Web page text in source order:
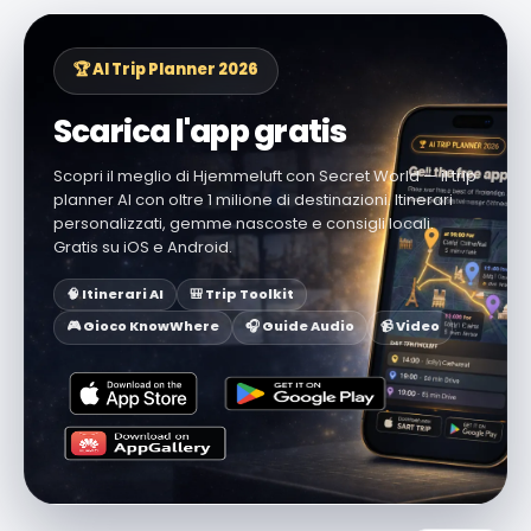
🏆 AI Trip Planner 2026
Scarica l'app gratis
Scopri il meglio di Hjemmeluft con Secret World — il trip
planner AI con oltre 1 milione di destinazioni. Itinerari
personalizzati, gemme nascoste e consigli locali.
Gratis su iOS e Android.
🧠 Itinerari AI
🎒 Trip Toolkit
🎮 Gioco KnowWhere
🎧 Guide Audio 📹 Video